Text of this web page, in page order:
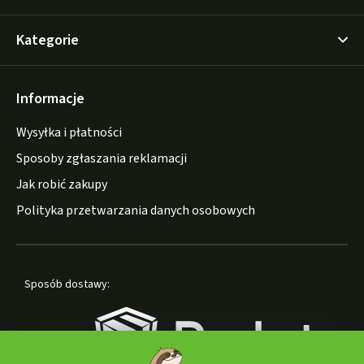
Kategorie
Informacje
Wysyłka i płatności
Sposoby zgłaszania reklamacji
Jak robić zakupy
Polityka przetwarzania danych osobowych
Sposób dostawy: